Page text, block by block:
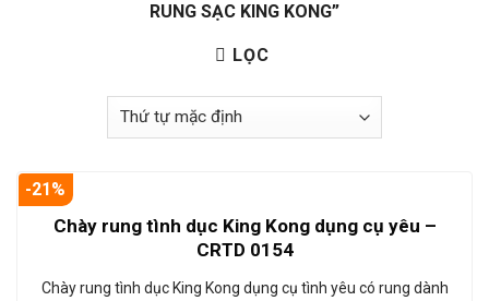
RUNG SẠC KING KONG”
LỌC
-21%
Chày rung tình dục King Kong dụng cụ yêu –
CRTD 0154
Chày rung tình dục King Kong dụng cụ tình yêu có rung dành